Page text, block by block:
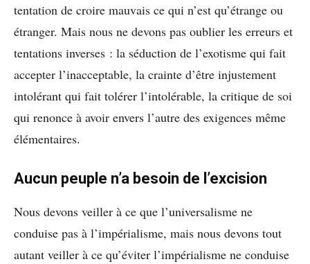
tentation de croire mauvais ce qui n’est qu’étrange ou
étranger. Mais nous ne devons pas oublier les erreurs et
tentations inverses : la séduction de l’exotisme qui fait
accepter l’inacceptable, la crainte d’être injustement
intolérant qui fait tolérer l’intolérable, la critique de soi
qui renonce à avoir envers l’autre des exigences même
élémentaires.
Aucun peuple n’a besoin de l’excision
Nous devons veiller à ce que l’universalisme ne
conduise pas à l’impérialisme, mais nous devons tout
autant veiller à ce qu’éviter l’impérialisme ne conduise